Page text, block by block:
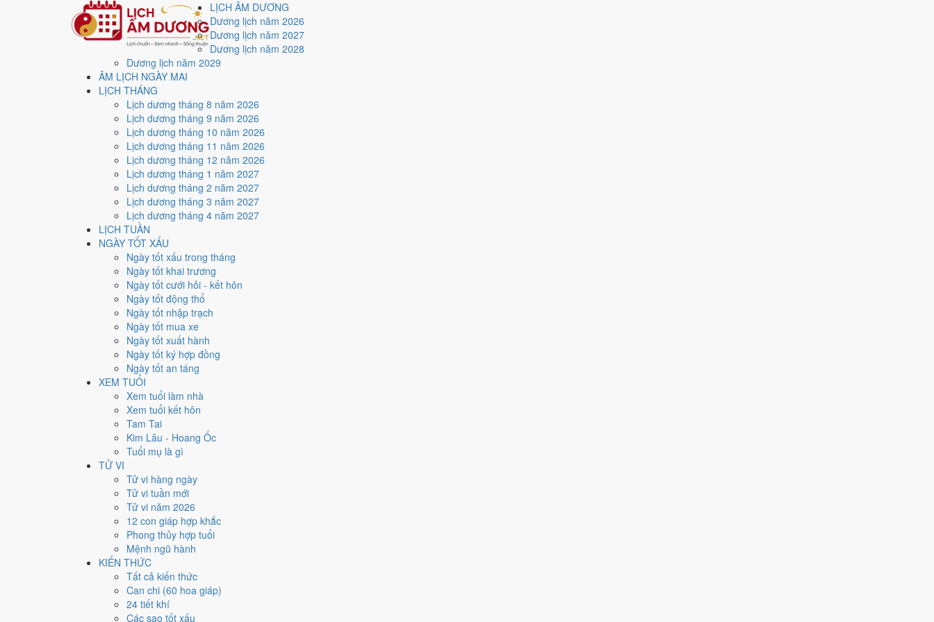
LỊCH ÂM DƯƠNG
Dương lịch năm 2026
Dương lịch năm 2027
Dương lịch năm 2028
Dương lịch năm 2029
ÂM LỊCH NGÀY MAI
LỊCH THÁNG
Lịch dương tháng 8 năm 2026
Lịch dương tháng 9 năm 2026
Lịch dương tháng 10 năm 2026
Lịch dương tháng 11 năm 2026
Lịch dương tháng 12 năm 2026
Lịch dương tháng 1 năm 2027
Lịch dương tháng 2 năm 2027
Lịch dương tháng 3 năm 2027
Lịch dương tháng 4 năm 2027
LỊCH TUẦN
NGÀY TỐT XẤU
Ngày tốt xấu trong tháng
Ngày tốt khai trương
Ngày tốt cưới hỏi - kết hôn
Ngày tốt động thổ
Ngày tốt nhập trạch
Ngày tốt mua xe
Ngày tốt xuất hành
Ngày tốt ký hợp đồng
Ngày tốt an táng
XEM TUỔI
Xem tuổi làm nhà
Xem tuổi kết hôn
Tam Tai
Kim Lâu - Hoang Ốc
Tuổi mụ là gì
TỬ VI
Tử vi hàng ngày
Tử vi tuần mới
Tử vi năm 2026
12 con giáp hợp khắc
Phong thủy hợp tuổi
Mệnh ngũ hành
KIẾN THỨC
Tất cả kiến thức
Can chi (60 hoa giáp)
24 tiết khí
Các sao tốt xấu
Trang chủ
Lịch năm 2026
Tháng 12/2026
Ngày 1/12/2026 (Kỷ Dậu)
Xem ngày1/12/2026
Ngày 1/12/2026 dương lịch (Thứ Ba) là ngày 23/10/2026 âm lịch
với điểm trung bình 5.4/10 cho các việc quan trọng. Giờ Hoàng Đạo trong ngày:
Ngày Dương
Thứ Ba
Tháng 12 năm 2026
Tháng 10 âm năm 2026
Kỷ Dậu
Ngày Kỷ Dậu có Trực
thường ngày.
Sửu, Tỵ, Thìnhợp ngày; tuổi
Ngày 1/12/2026 tốt hay xấu cho việc gì?
Ngày 1/12/2026 đạt5.4/10
gặp Sao Chu Tước hắc đạo nên điểm từng việc chênh nhau như bảng dưới.
Cưới hỏi - đính hôn
Trung bình